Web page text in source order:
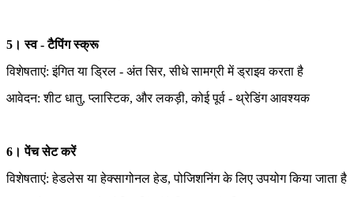
5। स्व - टैपिंग स्क्रू
विशेषताएं: इंगित या ड्रिल - अंत सिर, सीधे सामग्री में ड्राइव करता है
आवेदन: शीट धातु, प्लास्टिक, और लकड़ी, कोई पूर्व - थ्रेडिंग आवश्यक
6। पेंच सेट करें
विशेषताएं: हेडलेस या हेक्सागोनल हेड, पोजिशनिंग के लिए उपयोग किया जाता है